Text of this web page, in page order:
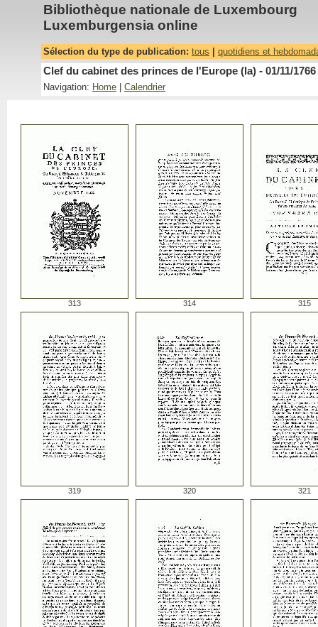
Bibliothèque nationale de Luxembourg
Luxemburgensia online
Sélection du type de publication: tous quotidiens et
Clef du cabinet des princes de l'Europe (la) - 01/11/1766
Navigation: Home Calendrier
313 314 315
319 320 321